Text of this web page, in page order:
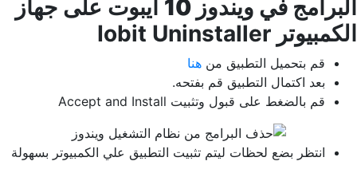
البرامج في ويندوز 10
ايبوت على جهاز
الكمبيوتر Iobit Uninstaller
قم بتحميل التطبيق من هنا
بعد اكتمال التطبيق قم بفتحه.
قم بالضغط على قبول وتثبيت Accept and Install
انتظر بضع لحظات ليتم تثبيت التطبيق علي الكمبيوتر بسهولة